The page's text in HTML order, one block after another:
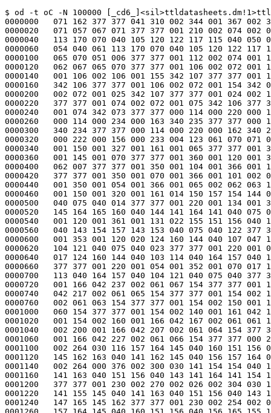
$ od -t oC -N 100000 [_cd6_]<sil>ttldatasheets.dm!1>ttl9.sil
0000000   071 162 377 377 041 310 002 344 001 367 002 355 007 067 057 062
0000020   071 057 067 071 377 377 001 210 002 074 002 054 052 105 044 062
0000040   113 170 070 040 105 120 122 117 115 040 050 062 067 061 066 051
0000060   054 040 061 113 170 070 040 105 120 122 117 115 040 050 062 067
0000100   065 070 051 006 377 377 001 112 002 074 001 151 002 105 005 151
0000120   062 067 065 070 377 377 001 106 002 072 001 107 342 107 377 377
0000140   001 106 002 106 001 155 342 107 377 377 001 154 002 072 001 155
0000160   342 106 377 377 001 106 002 072 001 154 342 073 377 377 001 024
0000200   002 072 001 025 342 107 377 377 001 024 002 106 001 075 342 107
0000220   377 377 001 074 002 072 001 075 342 106 377 377 001 024 002 072
0000240   001 074 342 073 377 377 000 114 000 220 000 115 340 235 377 377
0000260   000 114 000 234 000 163 340 235 377 377 000 162 000 220 000 163
0000300   340 234 377 377 000 114 000 220 000 162 340 221 377 377 000 122
0000320   000 222 000 156 000 233 004 123 061 070 071 025 377 377 001 320
0000340   001 150 001 327 001 161 001 065 377 377 001 324 001 134 001 333
0000360   001 145 001 070 377 377 001 360 001 120 001 376 001 131 002 061
0000400   062 007 377 377 001 350 001 104 001 366 001 115 002 062 060 044
0000420   377 377 001 350 001 070 001 366 001 101 002 062 064 110 377 377
0000440   001 350 001 054 001 366 001 065 002 062 063 110 377 377 001 220
0000460   001 150 001 320 001 161 014 150 157 154 144 040 144 141 164 141
0000500   040 075 040 014 377 377 001 220 001 134 001 321 001 150 014 163
0000520   145 164 165 160 040 144 141 164 141 040 075 043 377 377 001 220
0000540   001 120 001 361 001 131 022 155 151 156 040 167 151 144 164 150
0000560   040 143 154 157 143 153 040 075 040 122 377 377 001 220 001 104
0000600   001 353 001 120 020 124 160 144 040 107 047 163 040 164 157 040
0000620   104 121 040 075 040 023 377 377 001 220 001 070 001 351 001 104
0000640   017 124 160 144 040 103 114 040 164 157 040 104 121 040 075 040
0000660   377 377 001 220 001 054 001 352 001 070 017 124 160 144 040 103
0000700   113 040 164 157 040 104 121 040 075 040 377 377 001 154 002 230
0000720   001 166 042 237 002 061 067 154 377 377 001 154 002 210 001 166
0000740   042 217 002 061 065 154 377 377 001 154 002 170 001 166 042 177
0000760   002 061 063 154 377 377 001 154 002 150 001 166 042 157 002 061
0001000   060 154 377 377 001 154 002 140 001 161 042 147 001 071 377 377
0001020   001 154 002 160 001 166 042 167 002 061 061 154 377 377 001 154
0001040   002 200 001 166 042 207 002 061 064 154 377 377 001 154 002 220
0001060   001 166 042 227 002 061 066 154 377 377 000 200 002 250 001 004
0001100   002 264 030 116 157 164 145 040 160 151 156 040 156 165 155 142
0001120   145 162 163 040 141 162 145 040 156 157 164 000 377 377 000 200
0001140   002 264 000 376 002 300 030 141 154 154 040 163 141 155 145 040
0001160   141 163 040 151 156 040 143 141 164 141 154 157 147 165 145 162
0001200   377 377 001 230 002 270 002 026 002 304 030 141 154 154 040 163
0001220   141 155 145 040 141 163 040 151 156 040 143 141 164 141 154 157
0001240   147 165 145 162 377 377 001 230 002 254 002 034 002 270 030 116
0001260   157 164 145 040 160 151 156 040 156 165 155 142 145 162 163 040
0001300   141 162 145 040 156 157 164 000 377 377 000 033 002 130 000 045
0001320   042 137 002 062 062 006 377 377 000 040 002 150 000 045 042 157
0001340   001 061 377 377 000 033 002 140 000 045 042 147 002 062 063 006
0001360   377 377 000 040 002 160 000 045 042 167 001 062 377 377 000 040
0001400   002 170 000 045 042 177 001 063 377 377 000 040 002 200 000 045
0001420   042 207 001 064 377 377 000 040 002 210 000 045 042 217 001 065
0001440   377 377 000 040 002 220 000 045 042 227 001 066 377 377 000 040
0001460   002 230 000 045 042 237 001 067 377 377 000 040 002 240 000 045
0001500   042 247 001 070 377 377 000 033 002 250 000 045 042 257 002 061
0001520   071 006 377 377 001 044 002 124 001 056 042 133 002 061 071 006
0001540   377 377 001 044 002 144 001 056 042 153 002 062 063 006 377 377
0001560   001 044 002 134 001 056 042 143 002 062 062 006 377 377 001 051
0001600   002 154 001 056 042 163 001 061 377 377 001 051 002 164 001 056
0001620   042 173 001 062 377 377 001 051 002 174 001 056 042 203 001 063
0001640   377 377 001 051 002 204 001 056 042 213 001 064 377 377 001 051
0001660   002 214 001 056 042 223 001 065 377 377 001 051 002 224 001 056
0001700   042 233 001 066 377 377 001 051 002 234 001 056 042 243 001 067
0001720   377 377 001 051 002 244 001 056 042 253 001 070 377 377 001 204
0001740   001 354 001 233 001 370 004 167 050 066 051 102 377 377 001 234
0001760   002 030 001 377 052 037 025 116 157 164 040 116 145 145 144 145
0002000   144 040 157 156 040 123 055 142 157 141 162 144 377 377 001 234
0002020   002 014 001 366 052 023 024 106 157 162 040 120 157 167 145 162
0002040   040 103 157 156 156 145 143 164 151 157 156 072 377 377 001 202
0002060   002 031 001 221 042 040 003 145 064 144 377 377 001 154 002 021
0002100   001 161 042 030 001 061 377 377 001 153 002 011 001 160 042 020
0002120   001 071 377 377 001 153 001 377 001 160 042 006 001 070 377 377
0002140   000 024 002 070 000 025 342 111 377 377 000 024 002 110 000 075
0002160   342 111 377 377 000 074 002 070 000 075 342 110 377 377 000 024
0002200   002 070 000 074 342 071 377 377 001 160 001 370 001 230 242 043
0002220   001 167 377 377 000 070 002 302 000 102 042 311 002 062 060 154
0002240   377 377 000 144 002 224 000 156 042 233 002 061 066 154 377 377
0002260   000 144 002 204 000 156 042 213 002 061 064 154 377 377 000 144
0002300   002 164 000 156 042 173 002 061 061 154 377 377 000 144 002 144
0002320   000 151 042 153 001 071 377 377 000 110 002 302 000 122 042 311
0002340   002 061 070 154 377 377 000 050 002 302 000 062 042 311 002 062
0002360   061 154 377 377 000 144 002 154 000 156 042 163 002 061 060 154
0002400   377 377 000 144 002 174 000 156 042 203 002 061 063 154 377 377
0002420   000 144 002 214 000 156 042 223 002 061 065 154 377 377 000 144
0002440   002 234 000 156 042 243 002 061 067 154 377 377 001 061 002 276
0002460   001 073 042 305 002 062 061 154 377 377 001 200 001 174 001 370
0002500   051 205 036 121 067 040 151 163 040 164 150 145 040 114 145 141
0002520   163 164 123 151 147 156 151 146 151 143 141 156 164 040 142 151
0002540   164 066 377 377 001 200 001 164 001 365 051 175 035 121 060 040
0002560   151 163 040 164 150 145 040 115 157 163 164 123 151 147 156 151
0002600   146 151 143 141 156 164 040 142 151 164 377 377 000 154 001 174
0002620   000 344 051 205 036 121 063 040 151 163 040 164 150 145 040 114
0002640   145 141 163 164 123 151 147 156 151 146 151 143 141 156 164 040
0002660   142 151 164 160 377 377 000 154 001 164 000 341 051 175 035 121
0002700   060 040 151 163 040 164 150 145 040 115 157 163 164 123 151 147
0002720   156 151 146 151 143 141 156 164 040 142 151 164 377 377 000 154
0002740   001 154 000 344 051 165 036 101 067 040 151 163 040 164 150 145
0002760   040 114 145 141 163 164 123 151 147 156 151 146 151 143 141 156
0003000   164 040 142 151 164 000 377 377 000 154 001 144 000 341 051 155
0003020   035 101 060 040 151 163 040 164 150 145 040 115 157 163 164 123
0003040   151 147 156 151 146 151 143 141 156 164 040 142 151 164 377 377
0003060   000 350 001 070 000 366 001 101 002 064 060 031 377 377 000 200
0003100   001 070 000 347 001 103 022 101 144 144 162 145 163 163 040 101
0003120   143 143 145 163 163 075 065 060 054 065 377 377 001 174 001 034
0003140   002 025 001 050 032 123 145 145 040 124 111 040 104 141 164 141
0003160   142 157 157 153 040 120 141 147 145 040 067 055 064 063 067 010
0003200   377 377 001 121 002 276 001 133 042 305 002 061 070 146 377 377
0003220   001 102 002 276 001 114 042 305 002 062 060 146 377 377 001 204
0003240   001 224 001 205 341 243 377 377 001 204 001 242 001 307 341 243
0003260   377 377 001 306 001 224 001 307 341 242 377 377 001 204 001 224
0003300   001 306 341 225 377 377 000 221 000 005 000 301 000 016 007 106
0003320   071 063 064 062 065 101 377 377 000 020 000 006 000 212 000 021
0003340   024 151 062 061 061 065 054 151 062 061 062 065 054 106 071 063
0003360   064 061 065 101 054 075 377 377 000 024 000 217 000 025 340 235
0003400   377 377 000 024 000 234 000 104 340 235 377 377 000 103 000 217
0003420   000 104 340 234 377 377 000 024 000 217 000 103 340 220 377 377
0003440   000 061 001 160 000 073 041 167 002 061 063 003 377 377 000 115
0003460   001 122 000 122 041 131 001 071 377 377 000 115 001 062 000 127
0003500   041 071 002 061 061 003 377 377 000 115 001 042 000 127 041 051
0003520   002 061 062 003 377 377 000 031 001 036 000 036 041 045 001 065
0003540   377 377 000 031 001 046 000 036 041 055 001 066 377 377 000 031
0003560   001 056 000 036 041 065 001 067 377 377 000 031 001 066 000 036
0003600   041 075 001 064 377 377 000 031 001 076 000 036 041 105 001 063
0003620   377 377 000 031 001 106 000 036 041 115 001 062 377 377 000 031
0003640